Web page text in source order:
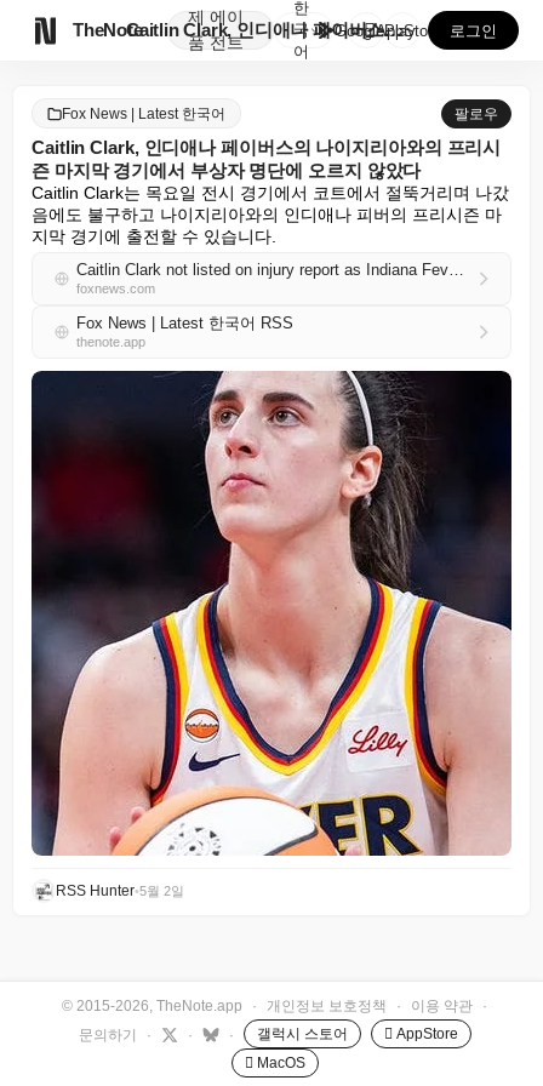
TheNote
제
품
에이
전트
Caitlin Clark, 인디애나 페이버스의 나이지리...
한
국
어
GooglePlay
AppStore 로그인
Fox News | Latest 한국어 팔로우
Caitlin Clark, 인디애나 페이버스의 나이지리아와의 프리시
즌 마지막 경기에서 부상자 명단에 오르지 않았다
Caitlin Clark는 목요일 전시 경기에서 코트에서 절뚝거리며 나갔
음에도 불구하고 나이지리아와의 인디애나 피버의 프리시즌 마
지막 경기에 출전할 수 있습니다.
Caitlin Clark not listed on injury report as Indiana Fever host Nigeria in preseason finale
foxnews.com
Fox News | Latest 한국어 RSS
thenote.app
RSS Hunter•5월 2일
© 2015-2026, TheNote.app · 개인정보 보호정책 · 이용 약관
·
문의하기
· · · 갤럭시 스토어
 AppStore
 MacOS